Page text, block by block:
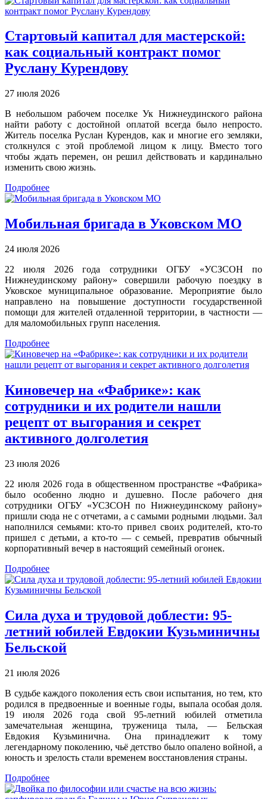
Стартовый капитал для мастерской:
как социальный контракт помог
Руслану Курендову
27 июля 2026
В небольшом рабочем поселке Ук Нижнеудинского района
найти работу с достойной оплатой всегда было непросто.
Житель поселка Руслан Курендов, как и многие его земляки,
столкнулся с этой проблемой лицом к лицу. Вместо того
чтобы ждать перемен, он решил действовать и кардинально
изменить свою жизнь.
Подробнее
Мобильная бригада в Уковском МО
24 июля 2026
22 июля 2026 года сотрудники ОГБУ «УСЗСОН по
Нижнеудинскому району» совершили рабочую поездку в
Уковское муниципальное образование. Мероприятие было
направлено на повышение доступности государственной
помощи для жителей отдаленной территории, в частности —
для маломобильных групп населения.
Подробнее
Киновечер на «Фабрике»: как
сотрудники и их родители нашли
рецепт от выгорания и секрет
активного долголетия
23 июля 2026
22 июля 2026 года в общественном пространстве «Фабрика»
было особенно людно и душевно. После рабочего дня
сотрудники ОГБУ «УСЗСОН по Нижнеудинскому району»
пришли сюда не с отчетами, а с самыми родными людьми. Зал
наполнился семьями: кто-то привел своих родителей, кто-то
пришел с детьми, а кто-то — с семьей, превратив обычный
корпоративный вечер в настоящий семейный огонек.
Подробнее
Сила духа и трудовой доблести: 95-
летний юбилей Евдокии Кузьминичны
Бельской
21 июля 2026
В судьбе каждого поколения есть свои испытания, но тем, кто
родился в предвоенные и военные годы, выпала особая доля.
19 июля 2026 года свой 95-летний юбилей отметила
замечательная женщина, труженица тыла, — Бельская
Евдокия Кузьминична. Она принадлежит к тому
легендарному поколению, чьё детство было опалено войной, а
юность и зрелость стали временем восстановления страны.
Подробнее